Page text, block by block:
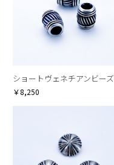
ショートヴェネチアンビーズ
￥8,250